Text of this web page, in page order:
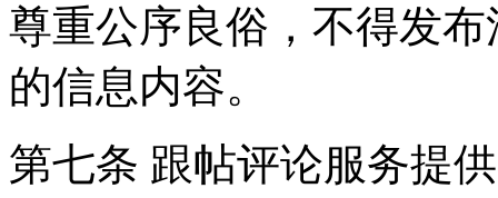
尊重公序良俗，不得发
的信息内容。
第七条 跟帖评论服务提